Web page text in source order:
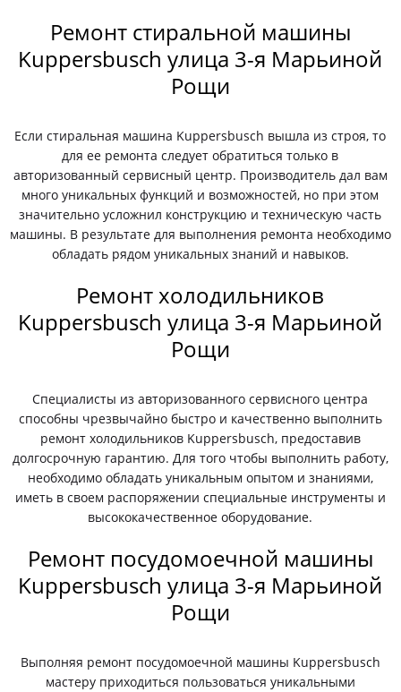
Ремонт стиральной машины
Kuppersbusch улица 3-я Марьиной
Рощи
Если стиральная машина Kuppersbusch вышла из строя, то
для ее ремонта следует обратиться только в
авторизованный сервисный центр. Производитель дал вам
много уникальных функций и возможностей, но при этом
значительно усложнил конструкцию и техническую часть
машины. В результате для выполнения ремонта необходимо
обладать рядом уникальных знаний и навыков.
Ремонт холодильников
Kuppersbusch улица 3-я Марьиной
Рощи
Специалисты из авторизованного сервисного центра
способны чрезвычайно быстро и качественно выполнить
ремонт холодильников Kuppersbusch, предоставив
долгосрочную гарантию. Для того чтобы выполнить работу,
необходимо обладать уникальным опытом и знаниями,
иметь в своем распоряжении специальные инструменты и
высококачественное оборудование.
Ремонт посудомоечной машины
Kuppersbusch улица 3-я Марьиной
Рощи
Выполняя ремонт посудомоечной машины Kuppersbusch
мастеру приходиться пользоваться уникальными